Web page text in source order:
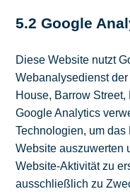
5.2 Google
Diese Website nutzt
Webanalysedienst
House, Barrow Street,
Google Analytics
Technologien, um
Website auszuwerten
Website-Aktivität zu
ausschließlich zu